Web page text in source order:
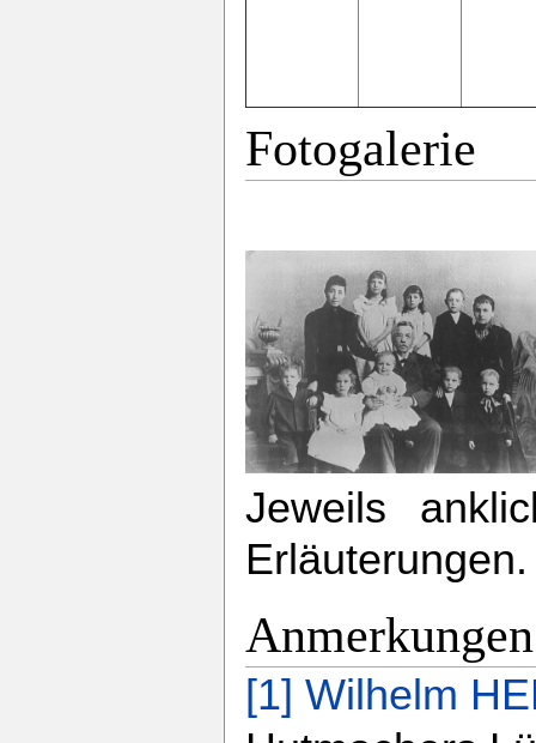
Fotogalerie
Jeweils
Erläuterungen.
Anmerkungen
[1] Wilhelm